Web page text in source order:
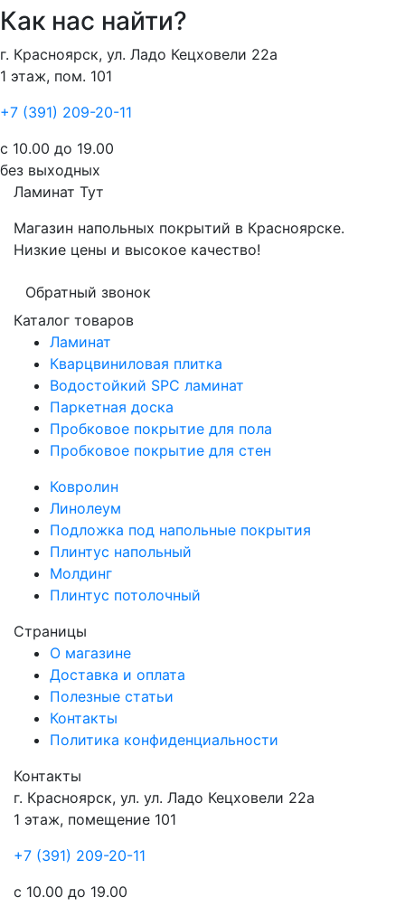
Как нас найти?
г. Красноярск, ул. Ладо Кецховели 22а
1 этаж, пом. 101
+7 (391) 209-20-11
с 10.00 до 19.00
без выходных
Ламинат Тут
Магазин напольных покрытий в Красноярске.
Низкие цены и высокое качество!
Обратный звонок
Каталог товаров
Ламинат
Кварцвиниловая плитка
Водостойкий SPC ламинат
Паркетная доска
Пробковое покрытие для пола
Пробковое покрытие для стен
Ковролин
Линолеум
Подложка под напольные покрытия
Плинтус напольный
Молдинг
Плинтус потолочный
Страницы
О магазине
Доставка и оплата
Полезные статьи
Контакты
Политика конфиденциальности
Контакты
г. Красноярск, ул. ул. Ладо Кецховели 22а
1 этаж, помещение 101
+7 (391) 209-20-11
с 10.00 до 19.00